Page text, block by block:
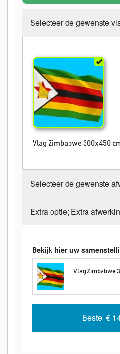
Selecteer de gewenste
Vlag Zimbabwe 300x450
Selecteer de gewenste
Extra optie; Extra
Bekijk hier uw
Vlag Zimbabwe
Bestel €